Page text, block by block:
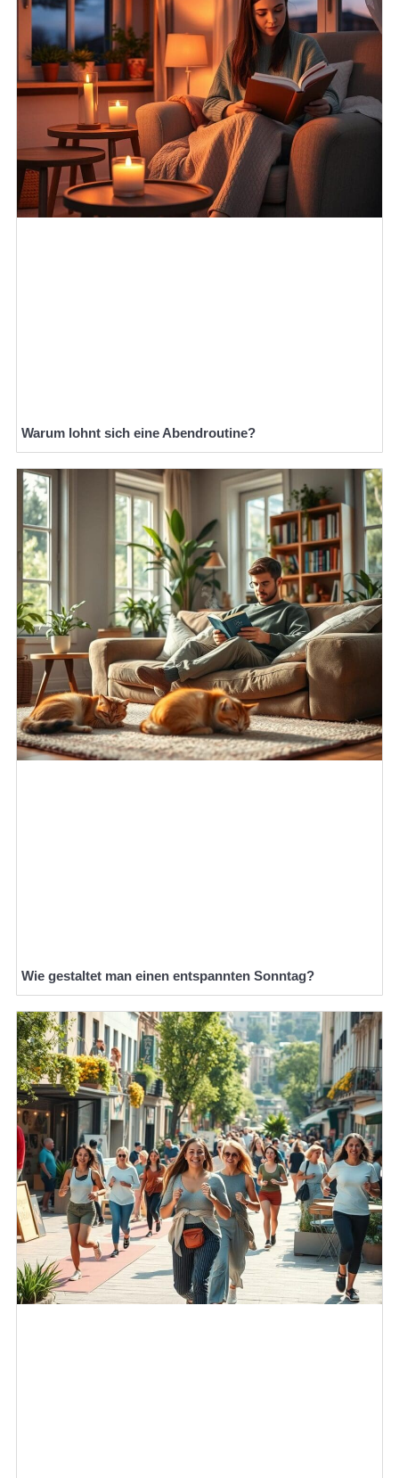
Warum lohnt sich eine Abendroutine?
Wie gestaltet man einen entspannten Sonntag?